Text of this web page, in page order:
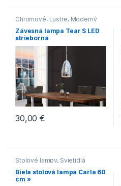
Chromové, Lustre, Moderný
štýl
Svietidlá
Závesná lampa Tear S LED
strieborná
30,00€
Stolové lampy, Svietidlá
Biela stolová lampa Carla 60
cm »